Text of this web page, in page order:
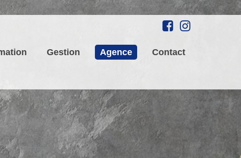
Gestion Agence Contact